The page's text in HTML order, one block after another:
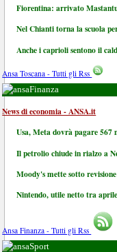
Fiorentina: arrivato
Nel Chianti torna la scuola
Anche i caprioli sentono il
Ansa Toscana - Tutti gli Rss
Finanza
News di economia - ANSA.it
Usa, Meta dovrà pagare
Il petrolio chiude in rialzo a
Moody's mette sotto
Nintendo, utile netto tra
Ansa Finanza - Tutti gli Rss
Sport